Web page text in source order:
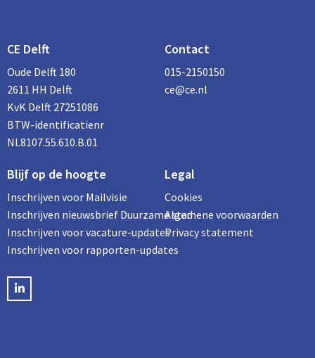
CE Delft
Oude Delft 180
2611 HH Delft
KvK Delft 27251086
BTW-identificatienr
NL8107.55.610.B.01
Contact
015-2150150
ce@ce.nl
Blijf op de hoogte
Inschrijven voor Mailvisie
Inschrijven nieuwsbrief Duurzame stad
Inschrijven voor vacature-updates
Inschrijven voor rapporten-updates
LinkedIN
Legal
Cookies
Algemene voorwaarden
Privacy statement